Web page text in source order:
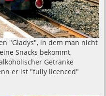
"Gladys", in dem man nicht
Snacks bekommt,
Getränke
er ist "fully licenced"